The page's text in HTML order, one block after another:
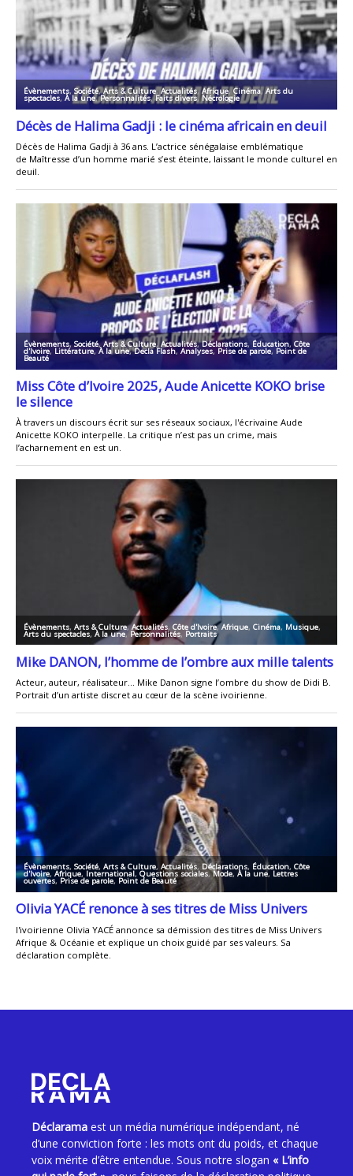
Déclarama est un média numérique indépendant, né
d’une conviction forte : les mots ont du poids, et chaque
voix mérite d’être entendue. Sous notre slogan « L’info